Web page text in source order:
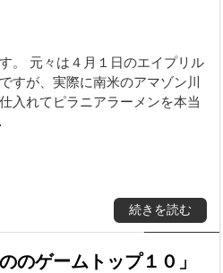
。 元々は４月１日のエイプリル
すが、実際に南米のアマゾン川
入れてピラニアラーメンを本当
続きを読む
のゲームトップ１０」